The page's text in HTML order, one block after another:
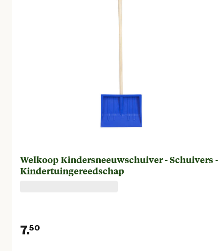
Welkoop Kindersneeuwschuiver - Schuivers -
Kindertuingereedschap
7.50